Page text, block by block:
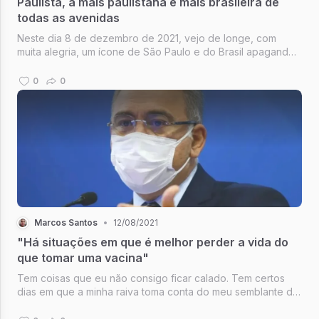
todas as avenidas
Neste dia 8 de dezembro de 2021, vejo de longe, com
muita alegria, um ícone de São Paulo e do Brasil apagando
Um ícone de São Paulo e do Brasil. Para quem pode ir à
Paulista, a sen...
0 0
Marcos Santos • 12/08/2021
"Há situações em que é melhor perder a vida do
que tomar uma vacina"
Tem coisas que eu não consigo ficar calado. Tem certos
dias em que a minha raiva toma conta do meu semblante de